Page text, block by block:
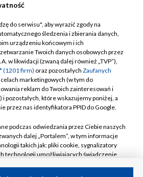
TVP
TVP
Cyfrowa
Regulamin TVP
prywatności
Moje zgody
Pomoc
Kontakt
Kanały
do serwisu", aby wyrazić zgody na
śledzenia i zbierania danych,
urządzeniu końcowym i ich
Twoich danych osobowych przez
w likwidacji (zwaną dalej również „TVP”),
(1201 firm) oraz pozostałych Zaufanych
celach marketingowych (w tym do
reklam do Twoich zainteresowań i
pozostałych, które wskazujemy poniżej, a
przez nas identyfikatora PPID do Google.
podczas odwiedzania przez Ciebie naszych
dalej „Portalem”, w tym informacje
takich jak: pliki cookie, sygnalizatory
technologii umożliwiających świadczenie